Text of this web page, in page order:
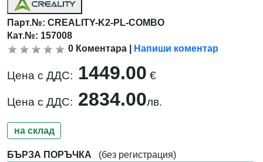
Парт.№:CREALITY-K2-PL-COMBO
Кат.№: 157008
0 Коментара Напиши коментар
Цена с ДДС: 1449.00 €
Цена с ДДС: 2834.00лв.
на склад
БЪРЗА ПОРЪЧКА (без регистрация)